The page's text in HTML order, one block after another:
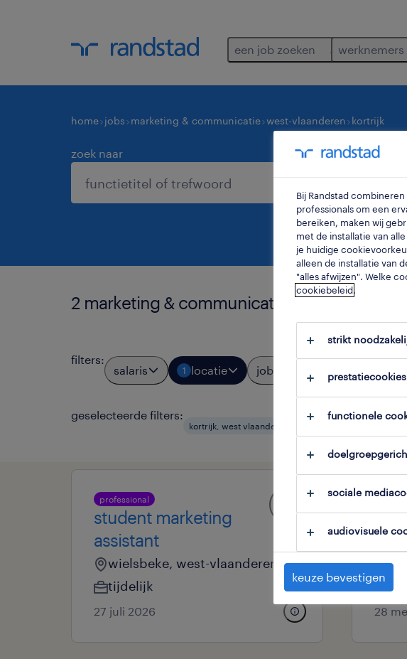
een job zoeken werknemers
home jobs marketing & communicatie west-vlaanderen kortrijk
zoek naar waar
2 marketing & communicatie jobs gevonden
filters:
salaris 1 locatie jobtypes
geselecteerde filters:
kortrijk, west vlaanderen
professional
student marketing
assistant
wielsbeke, west-vlaanderen
tijdelijk
27 juli 2026 28
Bij Randstad
professionals om een
bereiken, maken wij
met de installatie van
je huidige
alleen de installatie van
"alles afwijzen". Welke
cookiebeleid.
strikt
prestatiecookies
functionele
sociale
audiovisuele
keuze bevestigen